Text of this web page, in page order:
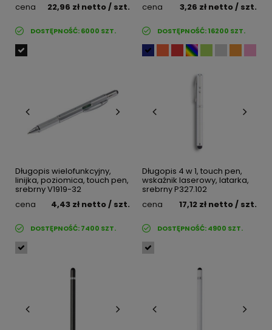
cena
22,96 zł netto/ szt.
DOSTĘPNOŚĆ:6000 SZT.
cena
3,26 zł netto/ szt.
DOSTĘPNOŚĆ:16200 SZT.
Długopis wielofunkcyjny,
linijka, poziomica, touch pen,
srebrny V1919-32
cena
4,43 zł netto/ szt.
DOSTĘPNOŚĆ:7400 SZT.
Długopis 4 w 1, touch pen,
wskaźnik laserowy, latarka,
srebrny P327.102
cena
17,12 zł netto/ szt.
DOSTĘPNOŚĆ:4900 SZT.